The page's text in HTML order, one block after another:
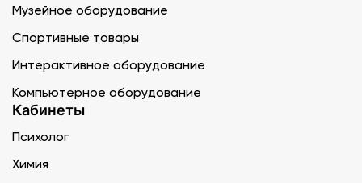
Музейное оборудование
Спортивные товары
Интерактивное оборудование
Компьютерное оборудование
Кабинеты
Психолог
Химия